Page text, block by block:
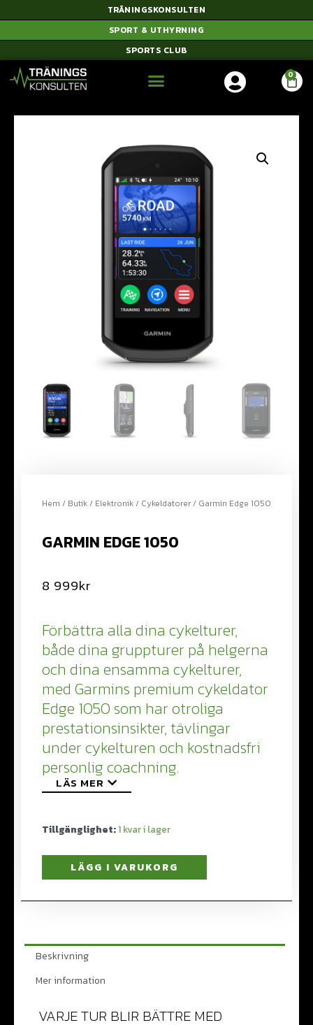
TRÄNINGSKONSULTEN
SPORT & UTHYRNING
SPORTS CLUB
Hem / Butik/ Elektronik/ Cykeldatorer/ Garmin Edge 1050
GARMIN EDGE 1050
8 999kr
Förbättra alla dina cykelturer,
både dina gruppturer på helgerna
och dina ensamma cykelturer,
med Garmins premium cykeldator
Edge 1050 som har otroliga
prestationsinsikter, tävlingar
under cykelturen och kostnadsfri
personlig coachning.
LÄS MER
Tillgänglighet:1
LÄGG I VARUKORG
Beskrivning
Mer information
VARJE TUR BLIR BÄTTRE MED